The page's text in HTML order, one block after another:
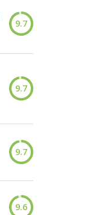
9.7
9.7
9.7
9.6